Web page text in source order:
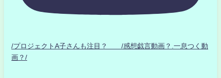
/プロジェクトA子さんも注目？ /感想戯言動画？.一息つく動
画？/